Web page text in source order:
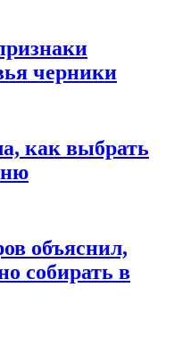
черники
как выбрать
объяснил,
собирать в